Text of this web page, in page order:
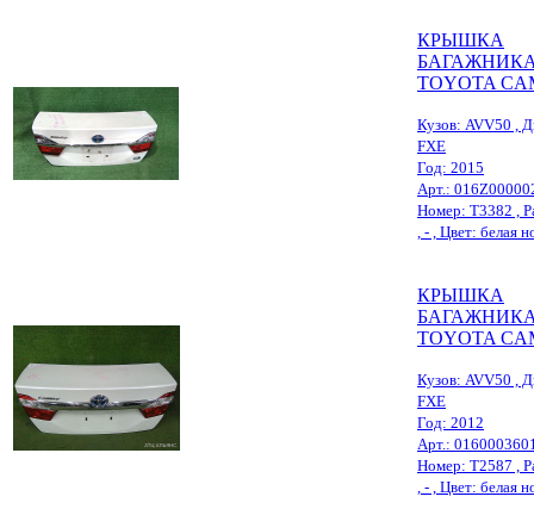
КРЫШКА
TOYOTA
Кузов: AVV50 ,
FXE
Год: 2015
Арт.:
Номер: Т3382 ,
, - , Цвет: белая
КРЫШКА
TOYOTA
Кузов: AVV50 ,
FXE
Год: 2012
Арт.:
Номер: Т2587 ,
, - , Цвет: белая